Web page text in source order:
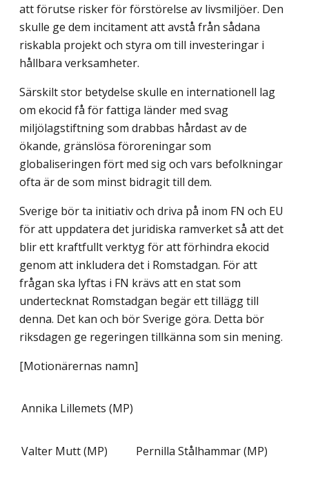
att förutse risker för förstörelse av livsmiljöer. Den
skulle ge dem incitament att avstå från sådana
riskabla projekt och styra om till investeringar i
hållbara verksamheter.
Särskilt stor betydelse skulle en internationell lag
om ekocid få för fattiga länder med svag
miljölagstiftning som drabbas hårdast av de
ökande, gränslösa föroreningar som
globaliseringen fört med sig och vars befolkningar
ofta är de som minst bidragit till dem.
Sverige bör ta initiativ och driva på inom FN och EU
för att uppdatera det juridiska ramverket så att det
blir ett kraftfullt verktyg för att förhindra ekocid
genom att inkludera det i Romstadgan. För att
frågan ska lyftas i FN krävs att en stat som
undertecknat Romstadgan begär ett tillägg till
denna. Det kan och bör Sverige göra. Detta bör
riksdagen ge regeringen tillkänna som sin mening.
[Motionärernas namn]
Annika Lillemets (MP)
Valter Mutt (MP) Pernilla Stålhammar (MP)